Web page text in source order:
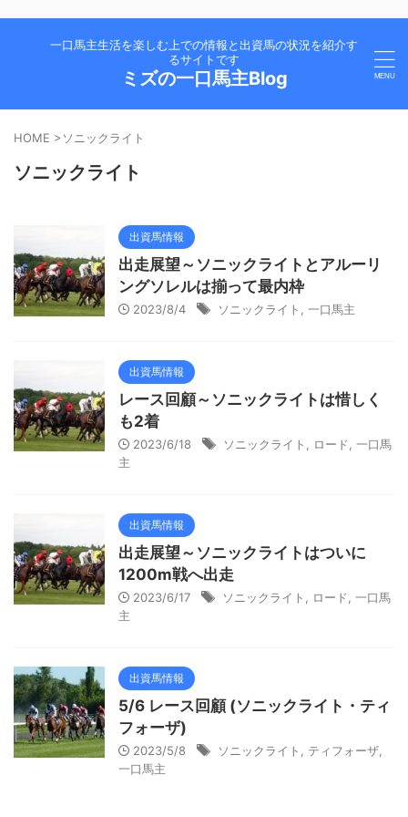
一口馬主生活を楽しむ上での情報と出資馬の状況を紹介す
るサイトです
ミズの一口馬主Blog
HOME >ソニックライト
ソニックライト
出資馬情報
出走展望～ソニックライトとアルーリ
ングソレルは揃って最内枠
2023/8/4 ソニックライト 一口馬主
出資馬情報
レース回顧～ソニックライトは惜しく
も2着
2023/6/18 ソニックライト ロード
一口馬
主
出資馬情報
出走展望～ソニックライトはついに
1200m戦へ出走
2023/6/17 ソニックライト ロード
一口馬
主
出資馬情報
5/6 レース回顧 (ソニックライト・ティ
フォーザ)
2023/5/8 ソニックライト ティフォーザ
一口馬主